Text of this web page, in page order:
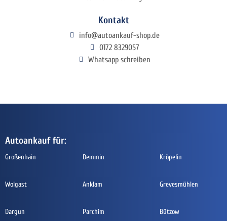
Kontakt
info@autoankauf-shop.de
0172 8329057
Whatsapp schreiben
Autoankauf für:
Großenhain Demmin Kröpelin
Wolgast Anklam Grevesmühlen
Dargun Parchim Bützow